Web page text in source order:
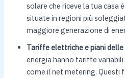
solare che riceve la tua casa
situate in regioni più
maggiore generazione di
Tariffe elettriche e piani
energia hanno tariffe
come il net metering. Questi